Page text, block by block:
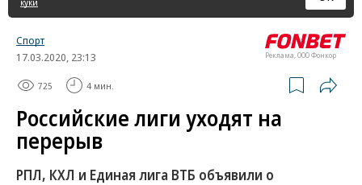
Реклама, ООО Фонкор
Спорт
17.03.2020, 23:13
725 4 мин.
Российские лиги уходят на
перерыв
РПЛ, КХЛ и Единая лига ВТБ объявили о